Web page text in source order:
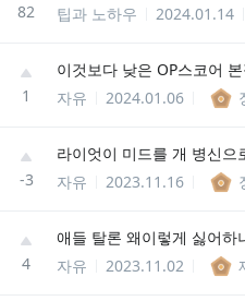
82
팁과 노하우
2024.01.14
1
자유
2024.01.06
-3
자유
2023.11.16
4
애들 탈론 왜이렇게 싫어하
자유
2023.11.02